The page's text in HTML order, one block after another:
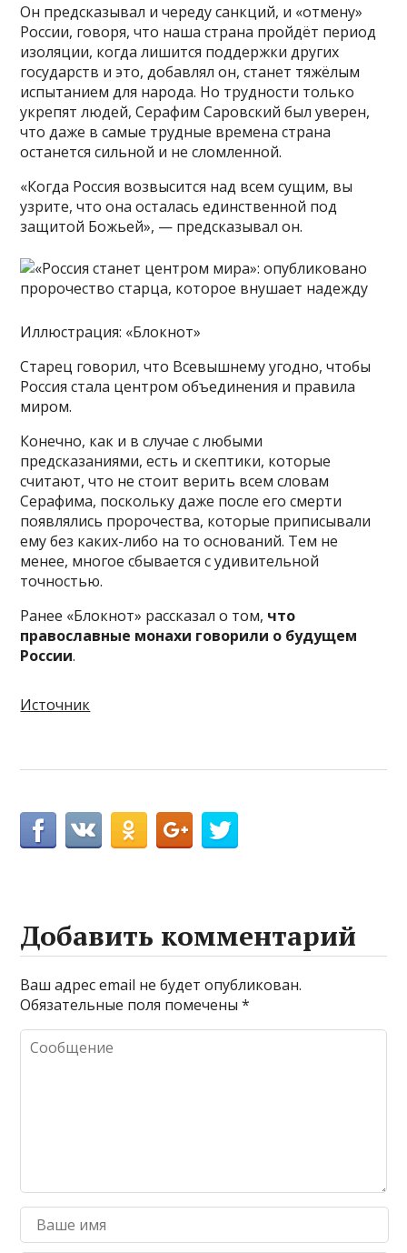
Он предсказывал и череду санкций, и «отмену»
России, говоря, что наша страна пройдёт период
изоляции, когда лишится поддержки других
государств и это, добавлял он, станет тяжёлым
испытанием для народа. Но трудности только
укрепят людей, Серафим Саровский был уверен,
что даже в самые трудные времена страна
останется сильной и не сломленной.
«Когда Россия возвысится над всем сущим, вы
узрите, что она осталась единственной под
защитой Божьей», — предсказывал он.
Иллюстрация: «Блокнот»
Старец говорил, что Всевышнему угодно, чтобы
Россия стала центром объединения и правила
миром.
Конечно, как и в случае с любыми
предсказаниями, есть и скептики, которые
считают, что не стоит верить всем словам
Серафима, поскольку даже после его смерти
появлялись пророчества, которые приписывали
ему без каких-либо на то оснований. Тем не
менее, многое сбывается с удивительной
точностью.
Ранее «Блокнот» рассказал о том, что
православные монахи говорили о будущем
России.
Источник
Добавить комментарий
Ваш адрес email не будет опубликован.
Обязательные поля помечены*